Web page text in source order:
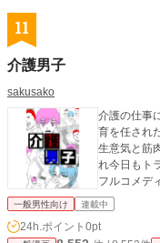
11
介護男子
sakusako
介護の仕事
育を任され
生意気と筋
れ今日もト
フルコメデ
一般男性向け 連載中
24h.ポイント 0pt